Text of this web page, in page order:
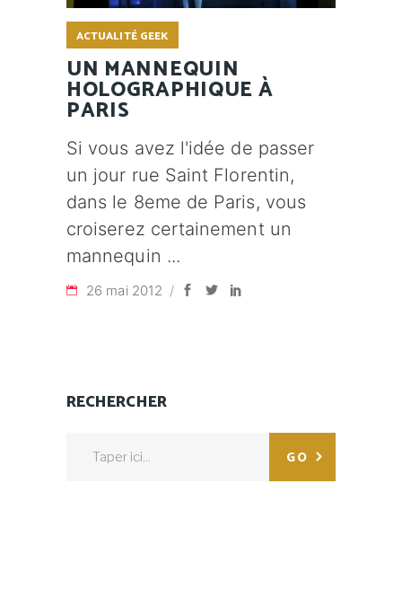
ACTUALITÉ GEEK
UN MANNEQUIN
HOLOGRAPHIQUE À
PARIS
Si vous avez l'idée de passer
un jour rue Saint Florentin,
dans le 8eme de Paris, vous
croiserez certainement un
mannequin
26 mai 2012
RECHERCHER
GO